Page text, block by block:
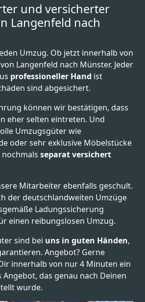
und versicherter
Langenfeld nach
Umzug. Ob jetzt innerhalb von
Langenfeld nach Münster. Jeder
professioneller Hand ist
sind abgesichert.
können wir bestätigen, dass
eher selten eintreten. Und
Umzugsgüter wie
oder sehr exklusive Möbelstücke
separat versichert
Mitarbeiter ebenfalls geschult.
der deutschlandweiten Umzüge
Ladungssicherung
einen reibungslosen Umzug.
sind bei uns in guten Händen,
Angebot? Gerne
innerhalb von nur 4 Minuten ein
das genau nach Deinen
wurde.